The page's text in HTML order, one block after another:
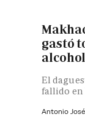
gastó
El
fallido en
Antonio